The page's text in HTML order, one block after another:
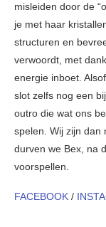
misleiden door de
je met haar
structuren en
verwoordt, met
energie inboet.
slot zelfs nog een
outro die wat ons
spelen. Wij zijn dan
durven we Bex, na
voorspellen.
FACEBOOK /